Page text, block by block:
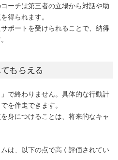
ーチは第三者の立場から対話や助
得られます。
ポートを受けられることで、納得
もらえる
で終わりません。具体的な行動計
を伴走できます。
身につけることは、将来的なキャ
は、以下の点で高く評価されてい